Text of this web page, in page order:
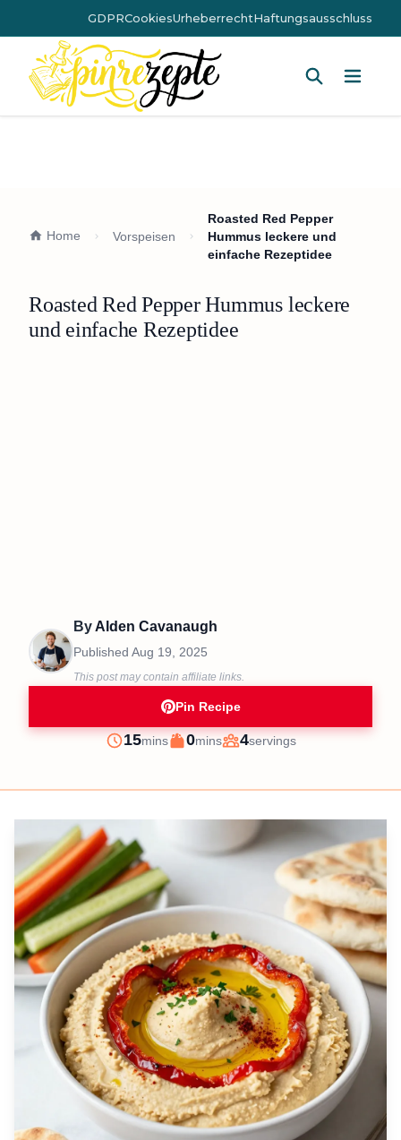
GDPRCookiesUrheberrechtHaftungsausschluss
Home Vorspeisen
Roasted Red Pepper
Hummus leckere und
einfache Rezeptidee
Roasted Red Pepper Hummus leckere
und einfache Rezeptidee
ByAlden Cavanaugh
Published Aug 19, 2025
This post may contain affiliate links.
Pin Recipe
Prep
15minutes
mins
Cook
0minutes
mins
Servings
4servings